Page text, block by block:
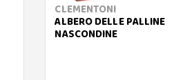
CLEMENTONI
ALBERO DELLE PALLINE
NASCONDINE